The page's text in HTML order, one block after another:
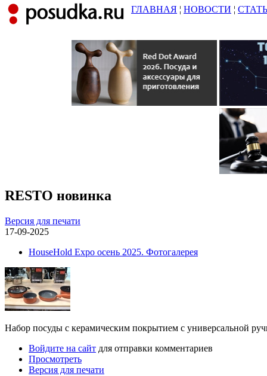
ГЛАВНАЯ ¦ НОВОСТИ ¦
RESTO новинка
Версия для печати
17-09-2025
HouseHold Expo осень 2025. Фотогалерея
Набор посуды с керамическим покрытием с универсальной
Войдите на сайт для отправки комментариев
Просмотреть
Версия для печати